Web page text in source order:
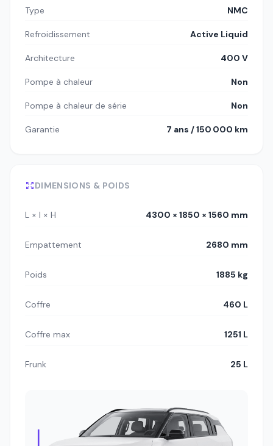
Type NMC
Refroidissement Active Liquid
Architecture 400 V
Pompe à chaleur Non
Pompe à chaleur de série Non
Garantie 7 ans / 150 000 km
DIMENSIONS & POIDS
L × l × H 4300 × 1850 × 1560 mm
Empattement 2680 mm
Poids 1885 kg
Coffre 460 L
Coffre max 1251 L
Frunk 25 L